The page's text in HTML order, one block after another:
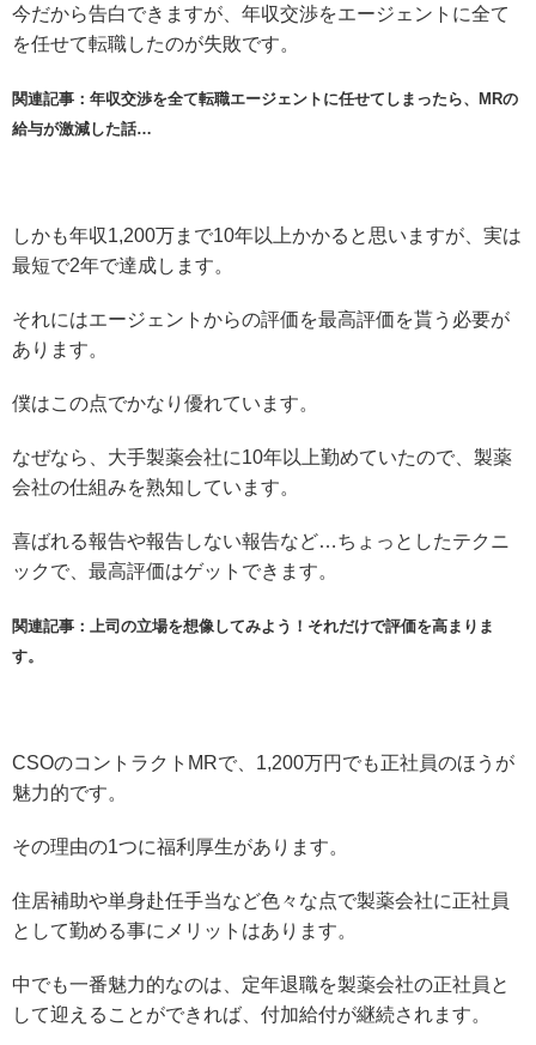
今だから告白できますが、年収交渉をエージェントに全て
を任せて転職したのが失敗です。
関連記事：年収交渉を全て転職エージェントに任せてしまったら、MRの
給与が激減した話…
しかも年収1,200万まで10年以上かかると思いますが、実は
最短で2年で達成します。
それにはエージェントからの評価を最高評価を貰う必要が
あります。
僕はこの点でかなり優れています。
なぜなら、大手製薬会社に10年以上勤めていたので、製薬
会社の仕組みを熟知しています。
喜ばれる報告や報告しない報告など…ちょっとしたテクニ
ックで、最高評価はゲットできます。
関連記事：上司の立場を想像してみよう！それだけで評価を高まりま
す。
CSOのコントラクトMRで、1,200万円でも正社員のほうが
魅力的です。
その理由の1つに福利厚生があります。
住居補助や単身赴任手当など色々な点で製薬会社に正社員
として勤める事にメリットはあります。
中でも一番魅力的なのは、定年退職を製薬会社の正社員と
して迎えることができれば、付加給付が継続されます。